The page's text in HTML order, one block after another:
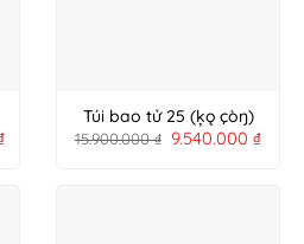
Túi bao tử 25 (ķǫ çòŋ)
15.900.000₫ 9.540.000₫